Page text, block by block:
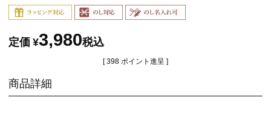
定価 ¥3,980税込
[ 398 ポイント進呈 ]
商品詳細